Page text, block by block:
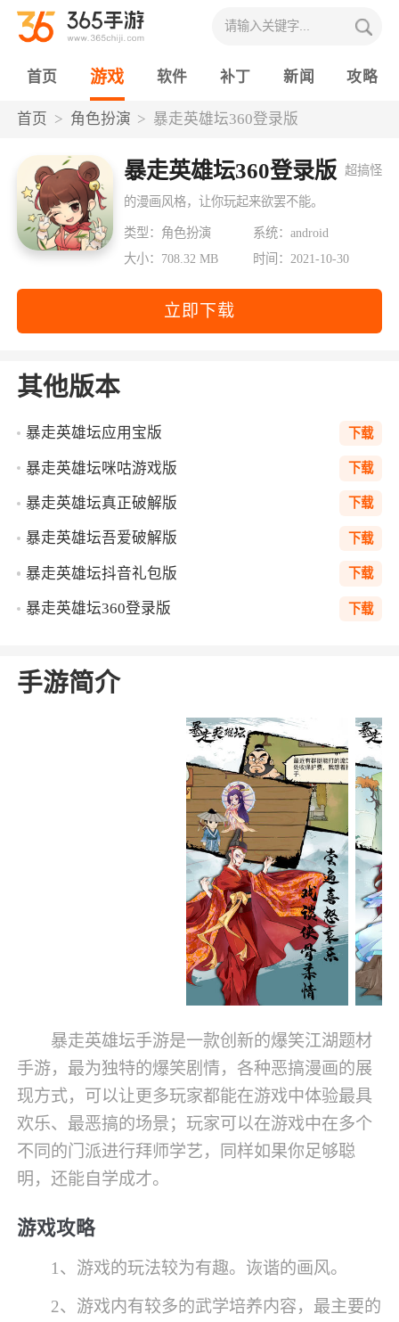
首页 游戏 软件 补丁 新闻 攻略
首页 角色扮演 暴走英雄坛360登录版
暴走英雄坛360登录版 超搞怪
的漫画风格，让你玩起来欲罢不能。
类型：角色扮演
系统：android
大小：708.32 MB
时间：2021-10-30
立即下载
其他版本
暴走英雄坛应用宝版 下载
暴走英雄坛咪咕游戏版 下载
暴走英雄坛真正破解版 下载
暴走英雄坛吾爱破解版 下载
暴走英雄坛抖音礼包版 下载
暴走英雄坛360登录版 下载
手游简介
暴走英雄坛手游是一款创新的爆笑江湖题材
手游，最为独特的爆笑剧情，各种恶搞漫画的展
现方式，可以让更多玩家都能在游戏中体验最具
欢乐、最恶搞的场景；玩家可以在游戏中在多个
不同的门派进行拜师学艺，同样如果你足够聪
明，还能自学成才。
游戏攻略
1、游戏的玩法较为有趣。诙谐的画风。
2、游戏内有较多的武学培养内容，最主要的